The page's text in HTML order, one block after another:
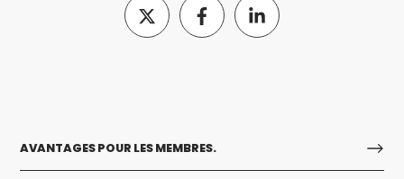
AVANTAGES POUR LES MEMBRES.